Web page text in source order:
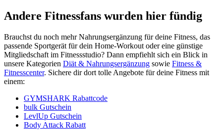
Andere Fitnessfans wurden hier fündig
Brauchst du noch mehr Nahrungsergänzung für deine Fitness, das
passende Sportgerät für dein Home-Workout oder eine günstige
Mitgliedschaft im Fitnessstudio? Dann empfiehlt sich ein Blick in
unsere Kategorien Diät & Nahrungsergänzung sowie Fitness &
Fitnesscenter. Sichere dir dort tolle Angebote für deine Fitness mit
einem:
GYMSHARK Rabattcode
bulk Gutschein
LevlUp Gutschein
Body Attack Rabatt